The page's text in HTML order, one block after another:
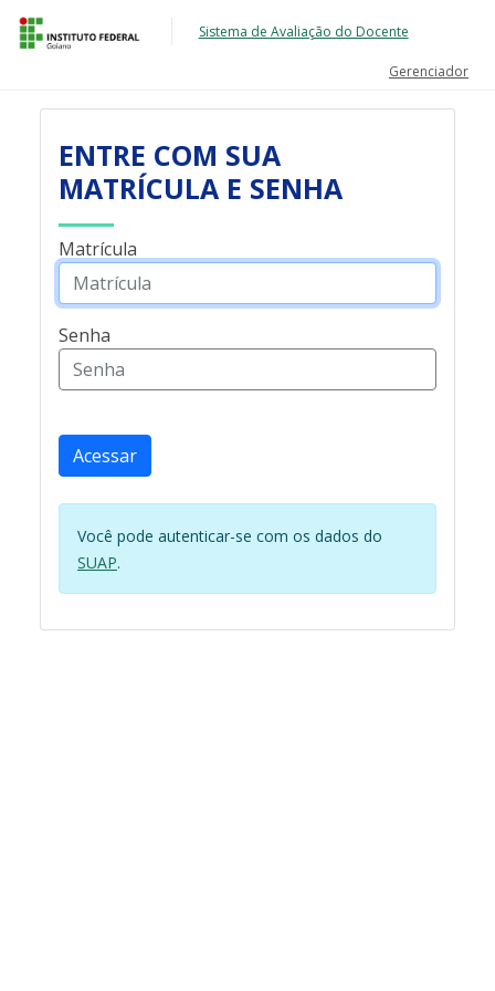
Sistema de Avaliação do Docente
Gerenciador
ENTRE COM SUA
MATRÍCULA E SENHA
Matrícula
Senha
Acessar
Você pode autenticar-se com os dados do
SUAP.